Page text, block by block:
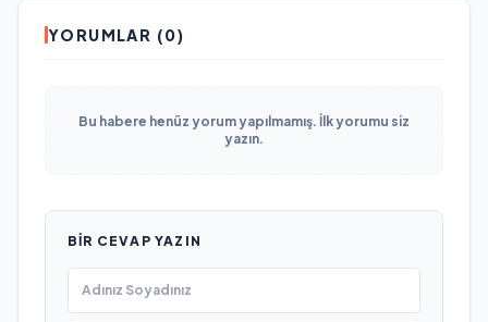
YORUMLAR (0)
Bu habere henüz yorum yapılmamış. İlk yorumu siz
yazın.
BIR CEVAP YAZIN